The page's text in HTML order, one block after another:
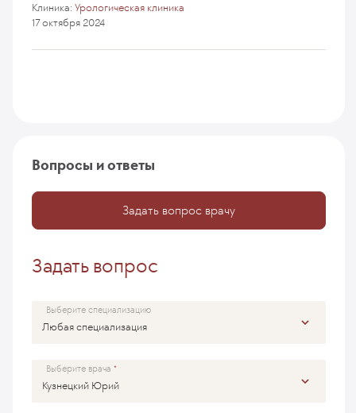
Клиника: Урологическая клиника
17 октября 2024
Вопросы и ответы
Задать вопрос врачу
Задать вопрос
Выберите специализацию
Выберите врача